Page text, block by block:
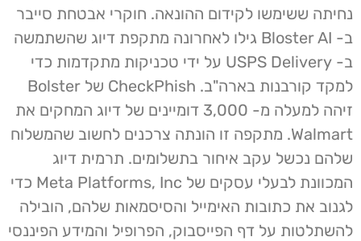
נחיתה ששימשו לקידום ההונאה. חוקרי אבטחת סייבר
ב- Bloster AI גילו לאחרונה מתקפת דיוג שהשתמשה
ב- USPS Delivery על ידי טכניקות מתקדמות כדי
למקד קורבנות בארה"ב. CheckPhish של Bolster
זיהה למעלה מ- 3,000 דומיינים של דיוג המחקים את
Walmart. מתקפה זו הונתה צרכנים לחשוב שהמשלוח
שלהם נכשל עקב איחור בתשלומים. תרמית דיוג
המכוונת לבעלי עסקים של Meta Platforms, Inc כדי
לגנוב את כתובות האימייל והסיסמאות שלהם, הובילה
להשתלטות על דף הפייסבוק, הפרופיל והמידע הפיננסי